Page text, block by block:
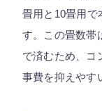
畳用と10畳用で
す。この畳数帯
で済むため、コ
事費を抑えやす